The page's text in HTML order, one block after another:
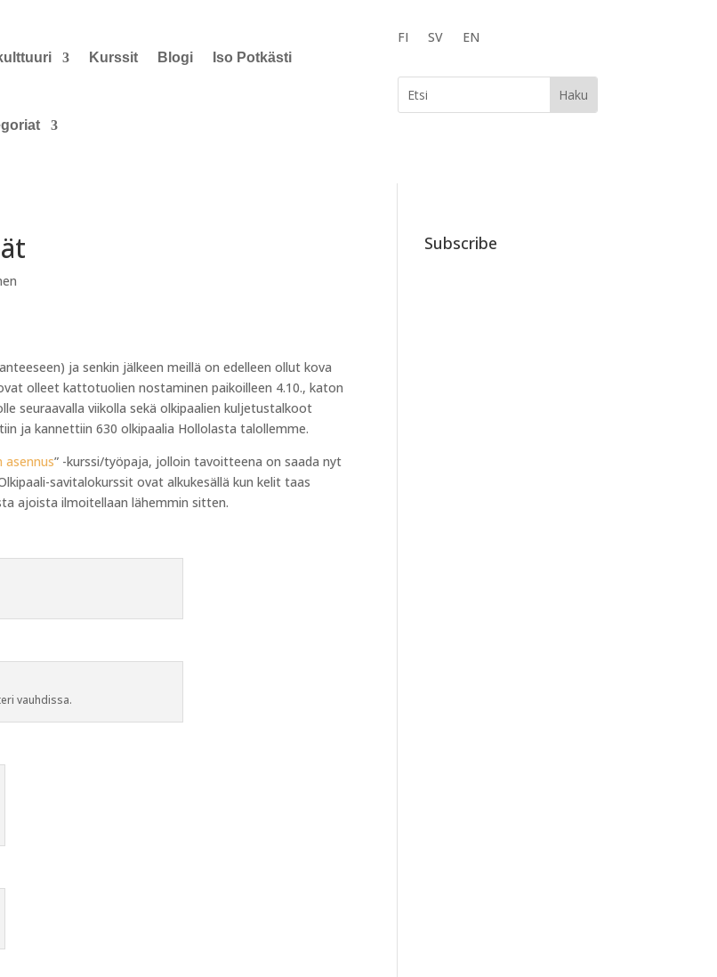
Kurssit Blogi Iso Potkästi
FI SV EN
ja senkin jälkeen meillä on edelleen ollut kova
olleet kattotuolien nostaminen paikoilleen 4.10., katon
seuraavalla viikolla sekä olkipaalien kuljetustalkoot
ja kannettiin 630 olkipaalia Hollolasta talollemme.
asennus” -kurssi/työpaja, jolloin tavoitteena on saada nyt
savitalokurssit ovat alkukesällä kun kelit taas
ajoista ilmoitellaan lähemmin sitten.
vauhdissa.
Subscribe